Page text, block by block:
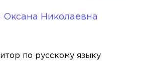
Оксана Николаевна
по русскому языку